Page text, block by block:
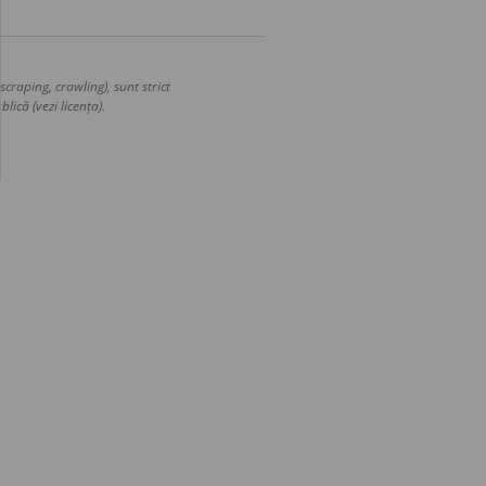
crawling), sunt strict
(vezi licența).